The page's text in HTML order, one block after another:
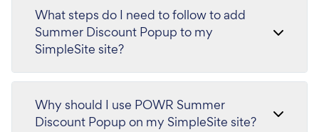
What steps do I need to follow to add
Summer Discount Popup to my
SimpleSite site?
Why should I use POWR Summer
Discount Popup on my SimpleSite site?